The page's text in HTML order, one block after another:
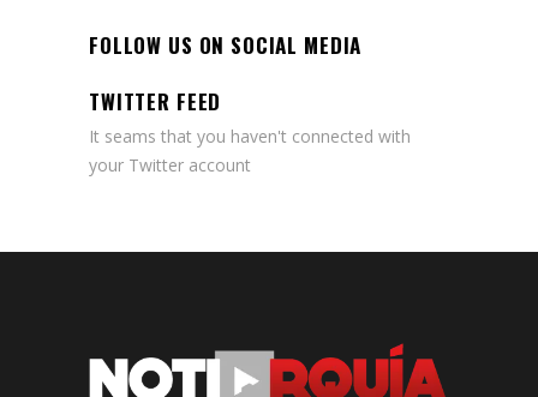
FOLLOW US ON SOCIAL MEDIA
TWITTER FEED
It seams that you haven't connected with
your Twitter account